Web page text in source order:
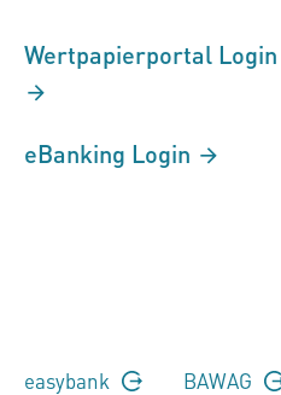
Wertpapierportal Login
eBanking Login
easybank BAWAG